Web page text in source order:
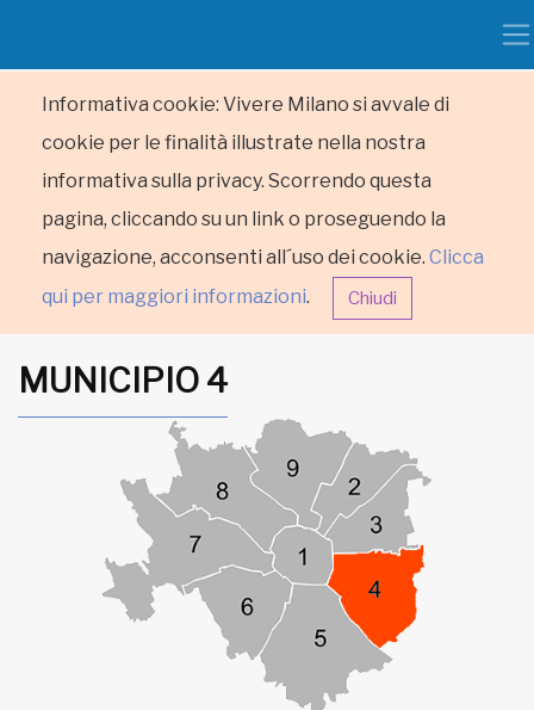
Informativa cookie: Vivere Milano si avvale di
cookie per le finalità illustrate nella nostra
informativa sulla privacy. Scorrendo questa
pagina, cliccando su un link o proseguendo la
navigazione, acconsenti all´uso dei cookie. Clicca
qui per maggiori informazioni. Chiudi
Inviateci le vostre segnalazioni
MUNICIPIO 4